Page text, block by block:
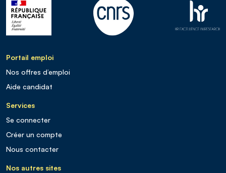
Portail emploi
Nos offres d’emploi
Aide candidat
Services
Se connecter
Créer un compte
Nous contacter
Nos autres sites